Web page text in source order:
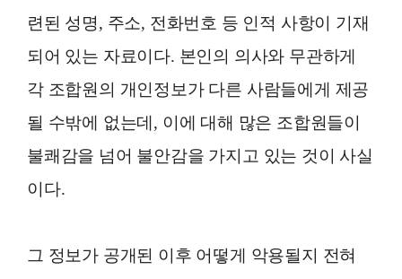
련된 성명, 주소, 전화번호 등 인적 사항이 기재
되어 있는 자료이다. 본인의 의사와 무관하게
각 조합원의 개인정보가 다른 사람들에게 제공
될 수밖에 없는데, 이에 대해 많은 조합원들이
불쾌감을 넘어 불안감을 가지고 있는 것이 사실
이다.
그 정보가 공개된 이후 어떻게 악용될지 전혀